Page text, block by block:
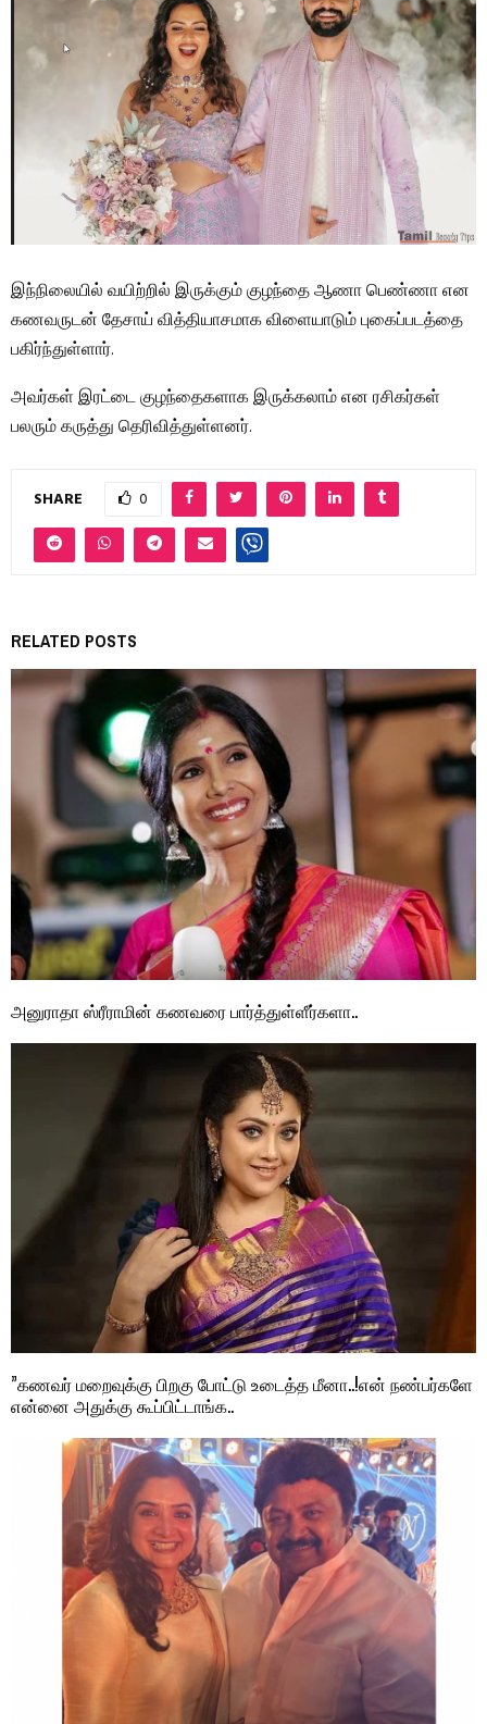
இந்நிலையில் வயிற்றில் இருக்கும் குழந்தை ஆணா பெண்ணா என
கணவருடன் தேசாய் வித்தியாசமாக விளையாடும் புகைப்படத்தை
பகிர்ந்துள்ளார்.
அவர்கள் இரட்டை குழந்தைகளாக இருக்கலாம் என ரசிகர்கள்
பலரும் கருத்து தெரிவித்துள்ளனர்.
SHARE 0
RELATED POSTS
அனுராதா ஸ்ரீராமின் கணவரை பார்த்துள்ளீர்களா..
”கணவர் மறைவுக்கு பிறகு போட்டு உடைத்த மீனா..!என் நண்பர்களே
என்னை அதுக்கு கூப்பிட்டாங்க..